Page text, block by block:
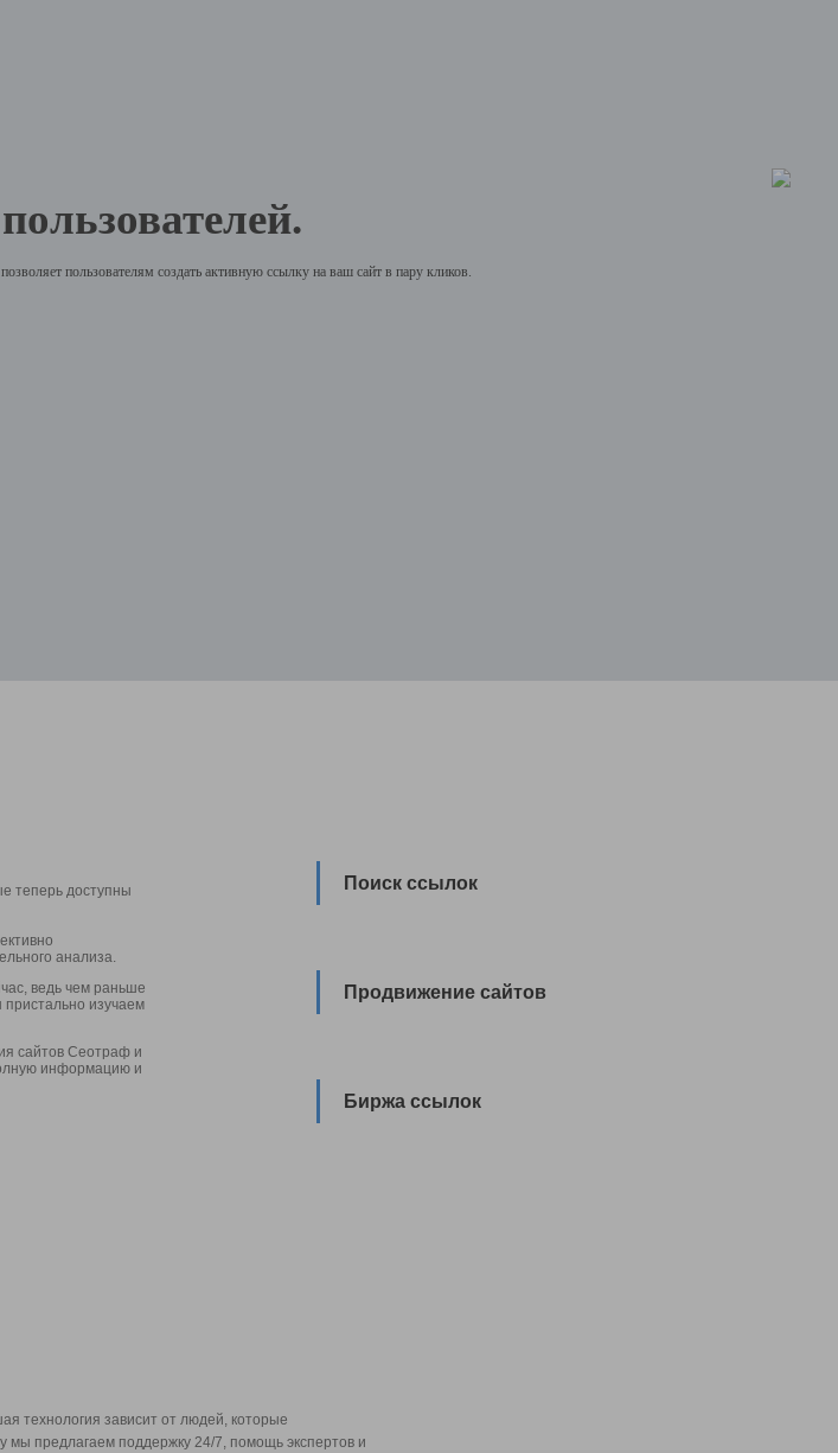
пользователям создать активную ссылку на ваш сайт в пару кликов.
теперь доступны
анализа.
ведь чем раньше
пристально изучаем
сайтов Сеотраф и
информацию и
Поиск ссылок
Продвижение сайтов
Биржа ссылок
технология зависит от людей, которые
мы предлагаем поддержку 24/7, помощь экспертов и